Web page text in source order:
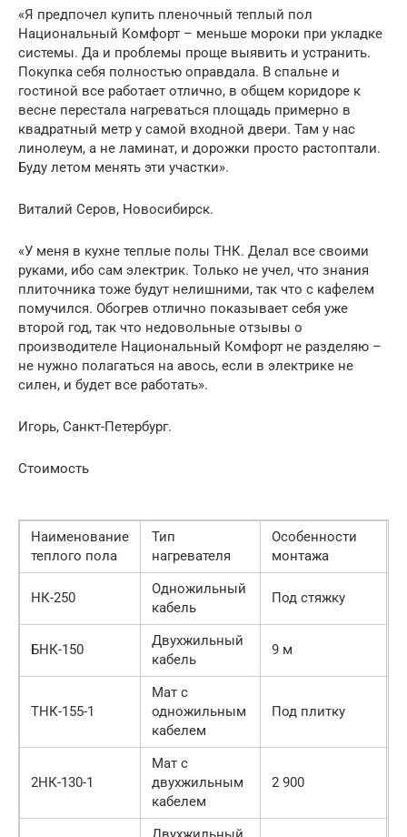
«Я предпочел купить пленочный теплый пол
Национальный Комфорт – меньше мороки при укладке
системы. Да и проблемы проще выявить и устранить.
Покупка себя полностью оправдала. В спальне и
гостиной все работает отлично, в общем коридоре к
весне перестала нагреваться площадь примерно в
квадратный метр у самой входной двери. Там у нас
линолеум, а не ламинат, и дорожки просто растоптали.
Буду летом менять эти участки».
Виталий Серов, Новосибирск.
«У меня в кухне теплые полы ТНК. Делал все своими
руками, ибо сам электрик. Только не учел, что знания
плиточника тоже будут нелишними, так что с кафелем
помучился. Обогрев отлично показывает себя уже
второй год, так что недовольные отзывы о
производителе Национальный Комфорт не разделяю –
не нужно полагаться на авось, если в электрике не
силен, и будет все работать».
Игорь, Санкт-Петербург.
Стоимость
Наименование
теплого пола
Тип
нагревателя
Особенности
монтажа
НК-250
Одножильный
кабель
Под стяжку
БНК-150
Двухжильный
кабель
9 м
ТНК-155-1
Мат с
одножильным
кабелем
Под плитку
2НК-130-1
Мат с
двухжильным
кабелем
2 900